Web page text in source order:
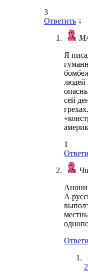
3
Ответить ↓
Я
людей
сей
1
А